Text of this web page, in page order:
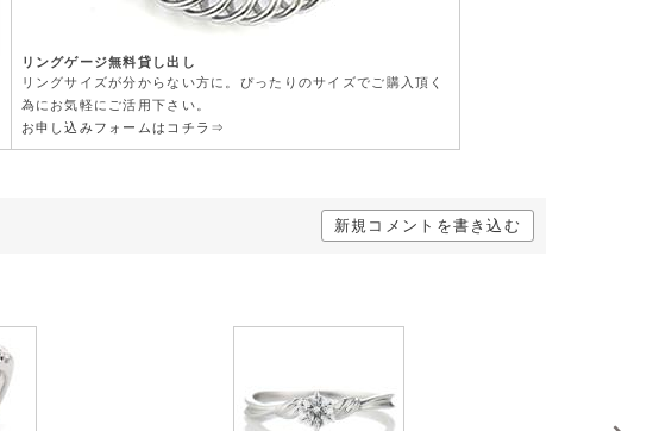
リングゲージ無料貸し出し
リングサイズが分からない方に。ぴったりのサイズでご購入頂く
為にお気軽にご活用下さい。
お申し込みフォームはコチラ⇒
新規コメントを書き込む